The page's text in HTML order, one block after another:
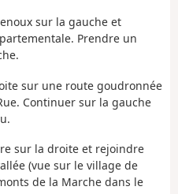
sur la gauche et
Prendre un
sur une route goudronnée
Continuer sur la gauche
sur la droite et rejoindre
(vue sur le village de
de la Marche dans le